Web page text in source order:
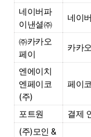
네이버파
이낸셜㈜
네이
㈜카카오
페이
카카
엔에이치
엔페이코
(주)
페이
포트원
결제
(주)모인 &